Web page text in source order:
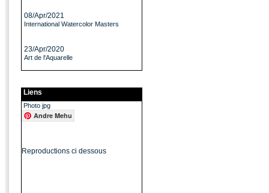
08/Apr/2021
International Watercolor Masters
23/Apr/2020
Art de l'Aquarelle
Liens
Photo jpg
Andre Mehu
Reproductions ci dessous